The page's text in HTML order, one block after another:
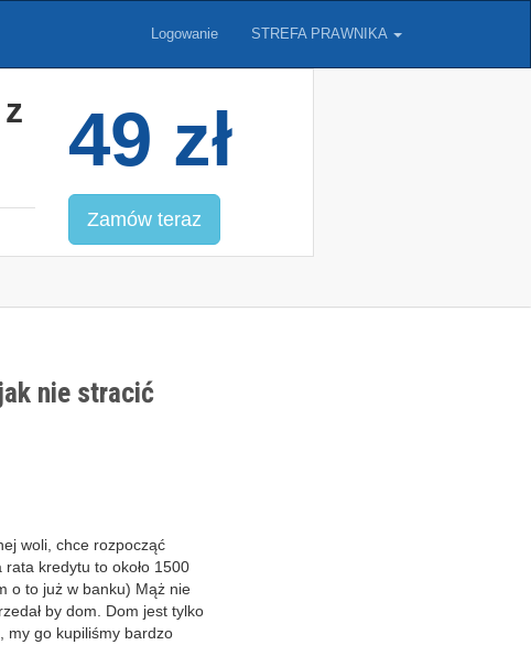
Logowanie STREFA PRAWNIKA
49 zł
Zamów teraz
nie stracić
woli, chce rozpocząć
kredytu to około 1500
o to już w banku) Mąż nie
by dom. Dom jest tylko
my go kupiliśmy bardzo